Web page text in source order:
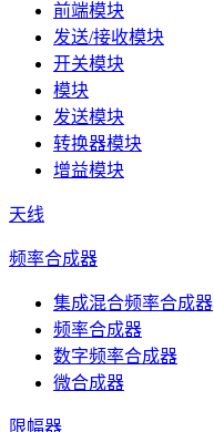
前端模块
发送/接收模块
开关模块
模块
发送模块
转换器模块
增益模块
天线
频率合成器
集成混合频率合成器
频率合成器
数字频率合成器
微合成器
限幅器